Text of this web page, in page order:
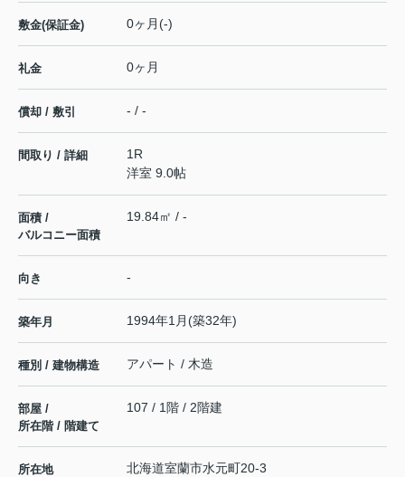
敷金(保証金) 0ヶ月(-)
礼金 0ヶ月
償却 / 敷引 - / -
間取り / 詳細
1R
洋室 9.0帖
面積 /
バルコニー面積
19.84㎡ / -
向き -
築年月 1994年1月(築32年)
種別 / 建物構造 アパート / 木造
部屋 /
所在階 / 階建て
107 / 1階 / 2階建
所在地 北海道室蘭市水元町20-3